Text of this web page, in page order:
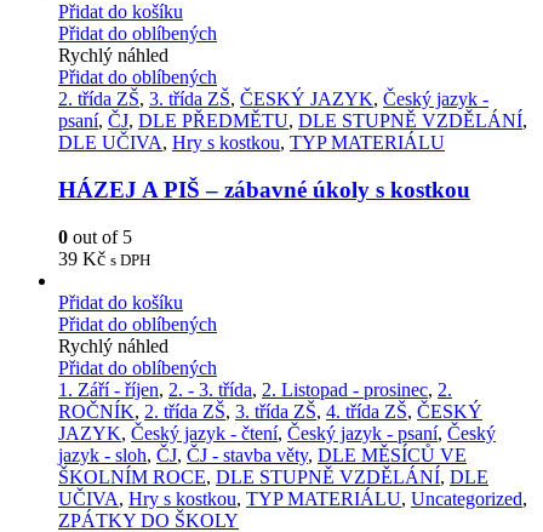
Přidat do košíku
Přidat do oblíbených
Rychlý náhled
Přidat do oblíbených
2. třída ZŠ, 3. třída ZŠ, ČESKÝ JAZYK, Český jazyk -
psaní, ČJ, DLE PŘEDMĚTU, DLE STUPNĚ VZDĚLÁNÍ,
DLE UČIVA, Hry s kostkou, TYP MATERIÁLU
HÁZEJ A PIŠ – zábavné úkoly s kostkou
0 out of 5
39 Kč s DPH
Přidat do košíku
Přidat do oblíbených
Rychlý náhled
Přidat do oblíbených
1. Září - říjen, 2. - 3. třída, 2. Listopad - prosinec, 2.
ROČNÍK, 2. třída ZŠ, 3. třída ZŠ, 4. třída ZŠ, ČESKÝ
JAZYK, Český jazyk - čtení, Český jazyk - psaní, Český
jazyk - sloh, ČJ, ČJ - stavba věty, DLE MĚSÍCŮ VE
ŠKOLNÍM ROCE, DLE STUPNĚ VZDĚLÁNÍ, DLE
UČIVA, Hry s kostkou, TYP MATERIÁLU, Uncategorized,
ZPÁTKY DO ŠKOLY